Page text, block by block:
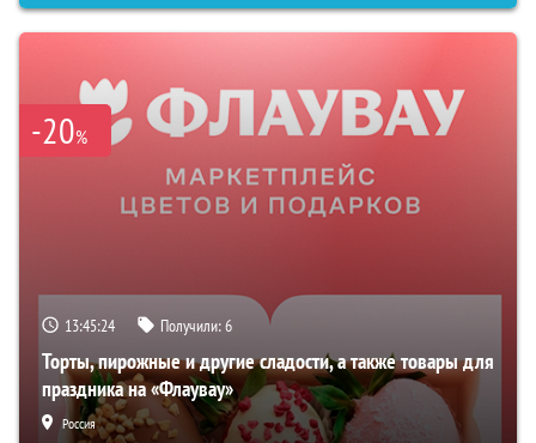
-20%
13:45:23 Получили:6
Торты, пирожные и другие сладости, а также товары для
праздника на «Флаувау»
Россия